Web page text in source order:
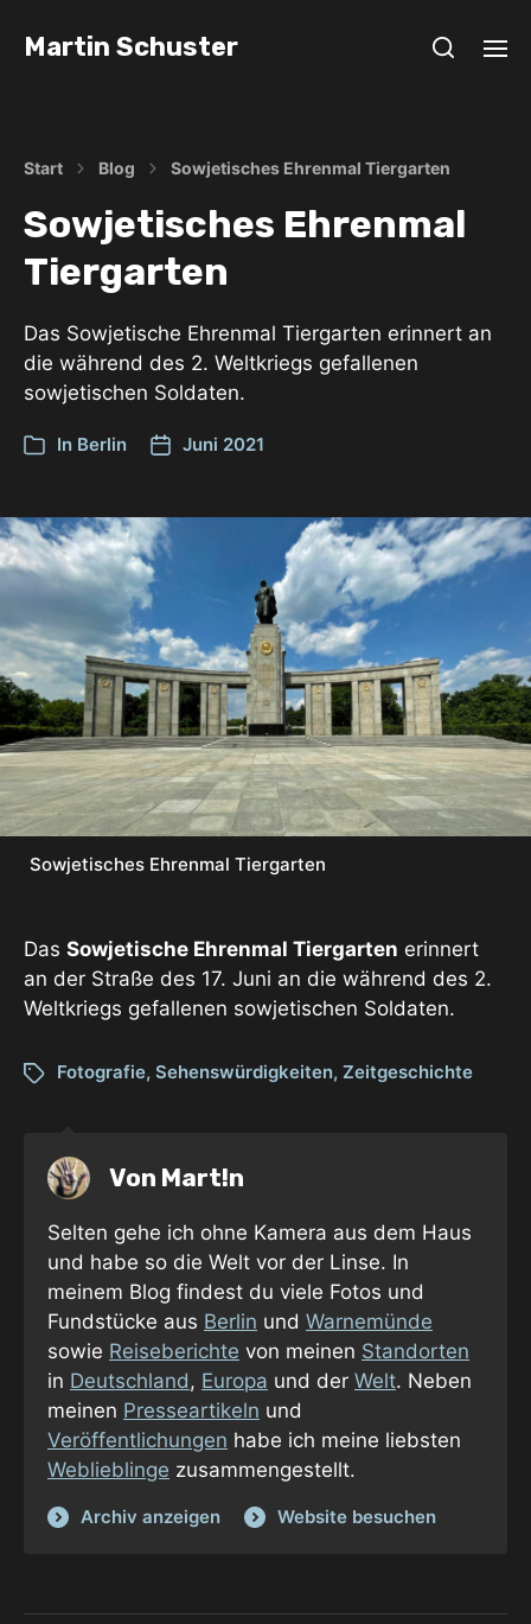
Martin Schuster
Start Blog Sowjetisches Ehrenmal Tiergarten
Sowjetisches Ehrenmal
Tiergarten
Das Sowjetische Ehrenmal Tiergarten erinnert an
die während des 2. Weltkriegs gefallenen
sowjetischen Soldaten.
In Berlin Juni 2021
Sowjetisches Ehrenmal Tiergarten
Das Sowjetische Ehrenmal Tiergarten erinnert
an der Straße des 17. Juni an die während des 2.
Weltkriegs gefallenen sowjetischen Soldaten.
Fotografie, Sehenswürdigkeiten, Zeitgeschichte
Von Mart!n
Selten gehe ich ohne Kamera aus dem Haus
und habe so die Welt vor der Linse. In
meinem Blog findest du viele Fotos und
Fundstücke aus Berlin und Warnemünde
sowie Reiseberichte von meinen Standorten
in Deutschland , Europa und der Welt. Neben
meinen Presseartikeln und
Veröffentlichungen habe ich meine liebsten
Weblieblinge zusammengestellt.
Archiv anzeigen Website besuchen